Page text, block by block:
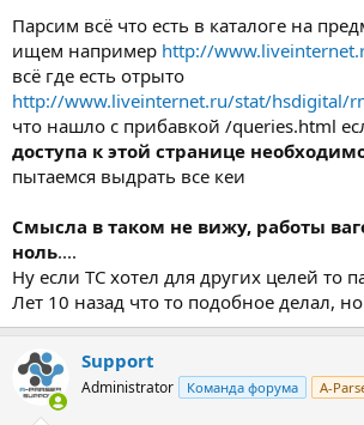
Парсим всё что есть в каталоге на
ищем например http://
всё где есть отрыто
http://www.liveinternet.ru/stat/hsdigital/
что нашло с прибавкой /queries.html
доступа к этой странице
пытаемся выдрать все кеи
Смысла в таком не вижу, работы
ноль....
Ну если TC хотел для других целей то
Лет 10 назад что то подобное делал,
Support
Administrator Команда форума A-